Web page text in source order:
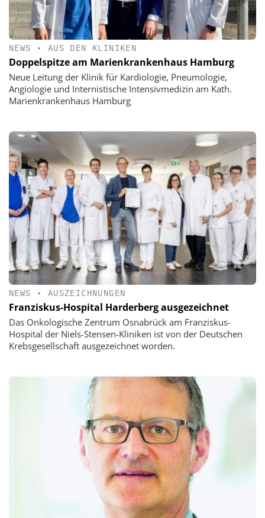
NEWS • AUS DEN KLINIKEN
Doppelspitze am Marienkrankenhaus Hamburg
Neue Leitung der Klinik für Kardiologie, Pneumologie,
Angiologie und Internistische Intensivmedizin am Kath.
Marienkrankenhaus Hamburg
NEWS • AUSZEICHNUNGEN
Franziskus-Hospital Harderberg ausgezeichnet
Das Onkologische Zentrum Osnabrück am Franziskus-
Hospital der Niels-Stensen-Kliniken ist von der Deutschen
Krebsgesellschaft ausgezeichnet worden.